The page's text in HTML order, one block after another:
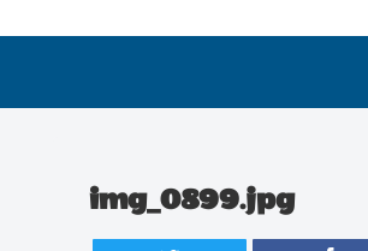
img_0899.jpg